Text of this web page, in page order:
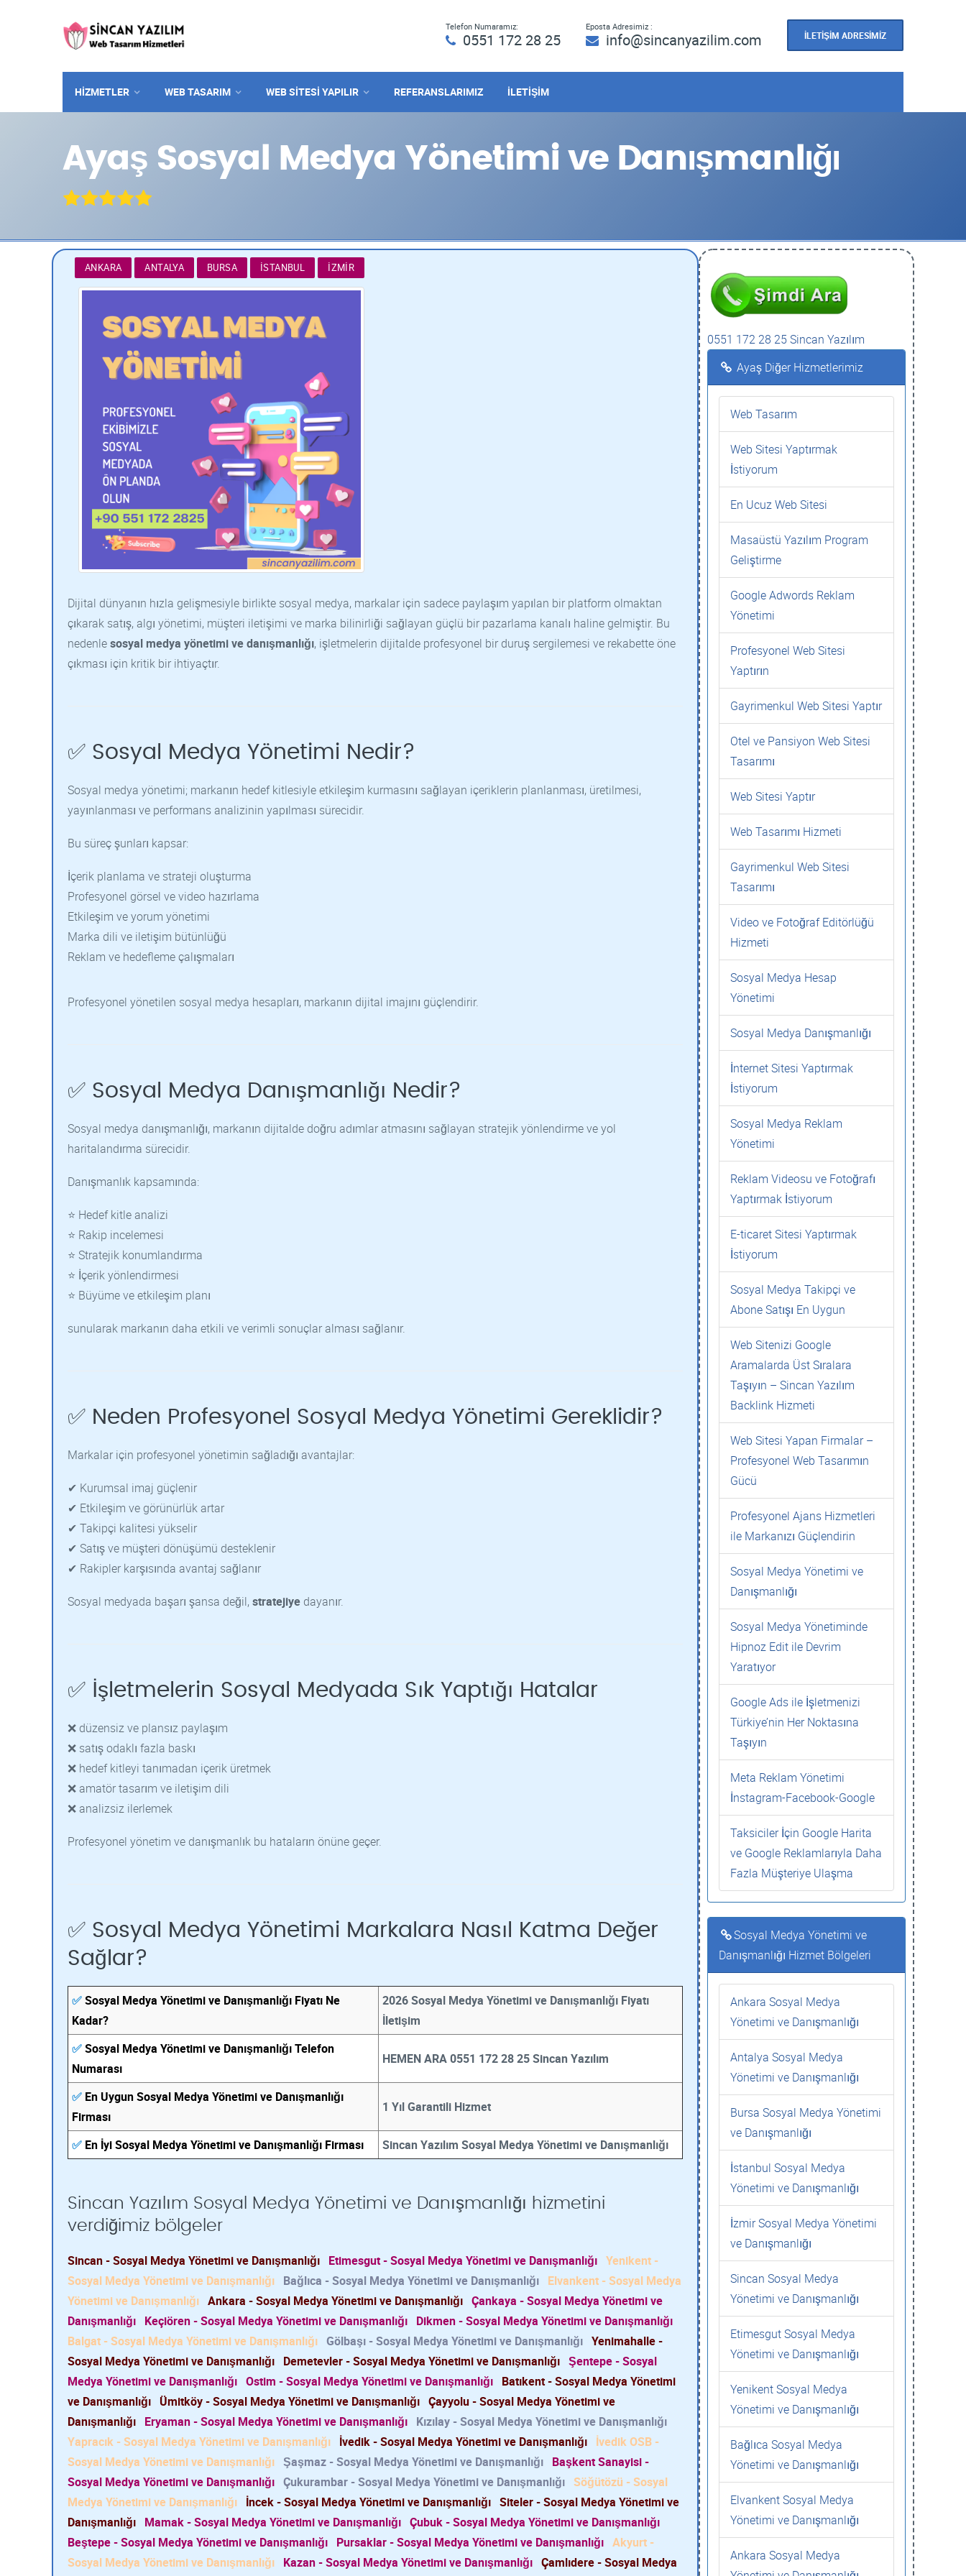
Telefon Numaramız:
0551 172 28 25
Eposta Adresimiz :
info@sincanyazilim.com İLETİŞİM ADRESİMİZ
HİZMETLER WEB TASARIM WEB SITESI YAPILIR REFERANSLARIMIZ İLETİŞİM
Ayaş Sosyal Medya Yönetimi ve Danışmanlığı
ANKARA ANTALYA BURSA İSTANBUL İZMIR
Dijital dünyanın hızla gelişmesiyle birlikte sosyal medya, markalar için sadece paylaşım yapılan bir platform olmaktan
çıkarak satış, algı yönetimi, müşteri iletişimi ve marka bilinirliği sağlayan güçlü bir pazarlama kanalı haline gelmiştir. Bu
nedenlesosyal medya yönetimi ve danışmanlığı, işletmelerin dijitalde profesyonel bir duruş sergilemesi ve rekabette öne
çıkması için kritik bir ihtiyaçtır.
✅ Sosyal Medya Yönetimi Nedir?
Sosyal medya yönetimi; markanın hedef kitlesiyle etkileşim kurmasını sağlayan içeriklerin planlanması, üretilmesi,
yayınlanması ve performans analizinin yapılması sürecidir.
Bu süreç şunları kapsar:
İçerik planlama ve strateji oluşturma
Profesyonel görsel ve video hazırlama
Etkileşim ve yorum yönetimi
Marka dili ve iletişim bütünlüğü
Reklam ve hedefleme çalışmaları
Profesyonel yönetilen sosyal medya hesapları, markanın dijital imajını güçlendirir.
✅ Sosyal Medya Danışmanlığı Nedir?
Sosyal medya danışmanlığı, markanın dijitalde doğru adımlar atmasını sağlayan stratejik yönlendirme ve yol
haritalandırma sürecidir.
Danışmanlık kapsamında:
⭐ Hedef kitle analizi
⭐ Rakip incelemesi
⭐ Stratejik konumlandırma
⭐ İçerik yönlendirmesi
⭐ Büyüme ve etkileşim planı
sunularak markanın daha etkili ve verimli sonuçlar alması sağlanır.
✅ Neden Profesyonel Sosyal Medya Yönetimi Gereklidir?
Markalar için profesyonel yönetimin sağladığı avantajlar:
✔ Kurumsal imaj güçlenir
✔ Etkileşim ve görünürlük artar
✔ Takipçi kalitesi yükselir
✔ Satış ve müşteri dönüşümü desteklenir
✔ Rakipler karşısında avantaj sağlanır
Sosyal medyada başarı şansa değil, stratejiye dayanır.
✅ İşletmelerin Sosyal Medyada Sık Yaptığı Hatalar
❌ düzensiz ve plansız paylaşım
❌ satış odaklı fazla baskı
❌ hedef kitleyi tanımadan içerik üretmek
❌ amatör tasarım ve iletişim dili
❌ analizsiz ilerlemek
Profesyonel yönetim ve danışmanlık bu hataların önüne geçer.
✅ Sosyal Medya Yönetimi Markalara Nasıl Katma Değer
Sağlar?
✅Sosyal Medya Yönetimi ve Danışmanlığı Fiyatı Ne
Kadar?
2026 Sosyal Medya Yönetimi ve Danışmanlığı Fiyatı
İletişim
✅Sosyal Medya Yönetimi ve Danışmanlığı Telefon
Numarası
HEMEN ARA 0551 172 28 25 Sincan Yazılım
✅ En Uygun Sosyal Medya Yönetimi ve Danışmanlığı
Firması
1 Yıl Garantili Hizmet
✅ En İyi Sosyal Medya Yönetimi ve Danışmanlığı Firması Sincan Yazılım Sosyal Medya Yönetimi ve Danışmanlığı
Sincan Yazılım Sosyal Medya Yönetimi ve Danışmanlığı hizmetini
verdiğimiz bölgeler
Sincan - Sosyal Medya Yönetimi ve Danışmanlığı Etimesgut - Sosyal Medya Yönetimi ve Danışmanlığı Yenikent -
Sosyal Medya Yönetimi ve Danışmanlığı Bağlıca - Sosyal Medya Yönetimi ve Danışmanlığı Elvankent - Sosyal Medya
Yönetimi ve Danışmanlığı Ankara - Sosyal Medya Yönetimi ve Danışmanlığı Çankaya - Sosyal Medya Yönetimi ve
Danışmanlığı Keçiören - Sosyal Medya Yönetimi ve Danışmanlığı Dikmen - Sosyal Medya Yönetimi ve Danışmanlığı
Balgat - Sosyal Medya Yönetimi ve Danışmanlığı Gölbaşı - Sosyal Medya Yönetimi ve Danışmanlığı Yenimahalle -
Sosyal Medya Yönetimi ve Danışmanlığı Demetevler - Sosyal Medya Yönetimi ve Danışmanlığı Şentepe - Sosyal
Medya Yönetimi ve Danışmanlığı Ostim - Sosyal Medya Yönetimi ve Danışmanlığı Batıkent - Sosyal Medya Yönetimi
ve Danışmanlığı Ümitköy - Sosyal Medya Yönetimi ve Danışmanlığı Çayyolu - Sosyal Medya Yönetimi ve
Danışmanlığı Eryaman - Sosyal Medya Yönetimi ve Danışmanlığı Kızılay - Sosyal Medya Yönetimi ve Danışmanlığı
Yapracık - Sosyal Medya Yönetimi ve Danışmanlığı İvedik - Sosyal Medya Yönetimi ve Danışmanlığı İvedik OSB -
Sosyal Medya Yönetimi ve Danışmanlığı Şaşmaz - Sosyal Medya Yönetimi ve Danışmanlığı Başkent Sanayisi -
Sosyal Medya Yönetimi ve Danışmanlığı Çukurambar - Sosyal Medya Yönetimi ve Danışmanlığı Söğütözü - Sosyal
Medya Yönetimi ve Danışmanlığı İncek - Sosyal Medya Yönetimi ve Danışmanlığı Siteler - Sosyal Medya Yönetimi ve
Danışmanlığı Mamak - Sosyal Medya Yönetimi ve Danışmanlığı Çubuk - Sosyal Medya Yönetimi ve Danışmanlığı
Beştepe - Sosyal Medya Yönetimi ve Danışmanlığı Pursaklar - Sosyal Medya Yönetimi ve Danışmanlığı Akyurt -
Sosyal Medya Yönetimi ve Danışmanlığı Kazan - Sosyal Medya Yönetimi ve Danışmanlığı Çamlıdere - Sosyal Medya
0551 172 28 25 Sincan Yazılım
Ayaş Diğer Hizmetlerimiz
Web Tasarım
Web Sitesi Yaptırmak
İstiyorum
En Ucuz Web Sitesi
Masaüstü Yazılım Program
Geliştirme
Google Adwords Reklam
Yönetimi
Profesyonel Web Sitesi
Yaptırın
Gayrimenkul Web Sitesi Yaptır
Otel ve Pansiyon Web Sitesi
Tasarımı
Web Sitesi Yaptır
Web Tasarımı Hizmeti
Gayrimenkul Web Sitesi
Tasarımı
Video ve Fotoğraf Editörlüğü
Hizmeti
Sosyal Medya Hesap
Yönetimi
Sosyal Medya Danışmanlığı
İnternet Sitesi Yaptırmak
İstiyorum
Sosyal Medya Reklam
Yönetimi
Reklam Videosu ve Fotoğrafı
Yaptırmak İstiyorum
E-ticaret Sitesi Yaptırmak
İstiyorum
Sosyal Medya Takipçi ve
Abone Satışı En Uygun
Web Sitenizi Google
Aramalarda Üst Sıralara
Taşıyın – Sincan Yazılım
Backlink Hizmeti
Web Sitesi Yapan Firmalar –
Profesyonel Web Tasarımın
Gücü
Profesyonel Ajans Hizmetleri
ile Markanızı Güçlendirin
Sosyal Medya Yönetimi ve
Danışmanlığı
Sosyal Medya Yönetiminde
Hipnoz Edit ile Devrim
Yaratıyor
Google Ads ile İşletmenizi
Türkiye’nin Her Noktasına
Taşıyın
Meta Reklam Yönetimi
İnstagram-Facebook-Google
Taksiciler İçin Google Harita
ve Google Reklamlarıyla Daha
Fazla Müşteriye Ulaşma
Sosyal Medya Yönetimi ve
Danışmanlığı Hizmet Bölgeleri
Ankara Sosyal Medya
Yönetimi ve Danışmanlığı
Antalya Sosyal Medya
Yönetimi ve Danışmanlığı
Bursa Sosyal Medya Yönetimi
ve Danışmanlığı
İstanbul Sosyal Medya
Yönetimi ve Danışmanlığı
İzmir Sosyal Medya Yönetimi
ve Danışmanlığı
Sincan Sosyal Medya
Yönetimi ve Danışmanlığı
Etimesgut Sosyal Medya
Yönetimi ve Danışmanlığı
Yenikent Sosyal Medya
Yönetimi ve Danışmanlığı
Bağlıca Sosyal Medya
Yönetimi ve Danışmanlığı
Elvankent Sosyal Medya
Yönetimi ve Danışmanlığı
Ankara Sosyal Medya